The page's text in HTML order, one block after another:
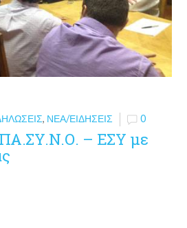
, ΝΈΑ/ΕΙΔΉΣΕΙΣ 0
– ΕΣΥ με